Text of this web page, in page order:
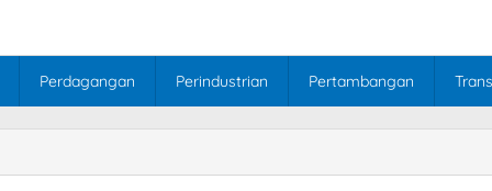
Perdagangan Perindustrian Pertambangan